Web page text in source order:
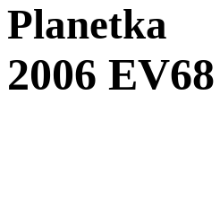
Planetka
2006 EV68